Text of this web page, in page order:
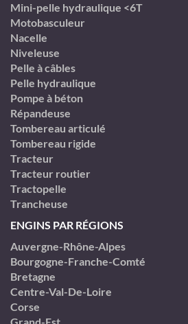
Mini-pelle hydraulique <6T
Motobasculeur
Nacelle
Niveleuse
Pelle à câbles
Pelle hydraulique
Pompe à béton
Répandeuse
Tombereau articulé
Tombereau rigide
Tracteur
Tracteur routier
Tractopelle
Trancheuse
ENGINS PAR RÉGIONS
Auvergne-Rhône-Alpes
Bourgogne-Franche-Comté
Bretagne
Centre-Val-De-Loire
Corse